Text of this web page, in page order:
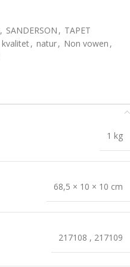
, SANDERSON , TAPET
kvalitet, natur, Non vowen ,
1 kg
68,5 × 10 × 10 cm
217108 , 217109